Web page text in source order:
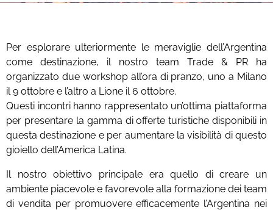
Per esplorare ulteriormente le meraviglie dell’Argentina
come destinazione, il nostro team Trade & PR ha
organizzato due workshop all’ora di pranzo, uno a Milano
il 9 ottobre e l’altro a Lione il 6 ottobre.
Questi incontri hanno rappresentato un’ottima piattaforma
per presentare la gamma di offerte turistiche disponibili in
questa destinazione e per aumentare la visibilità di questo
gioiello dell’America Latina.
Il nostro obiettivo principale era quello di creare un
ambiente piacevole e favorevole alla formazione dei team
di vendita per promuovere efficacemente l’Argentina nei